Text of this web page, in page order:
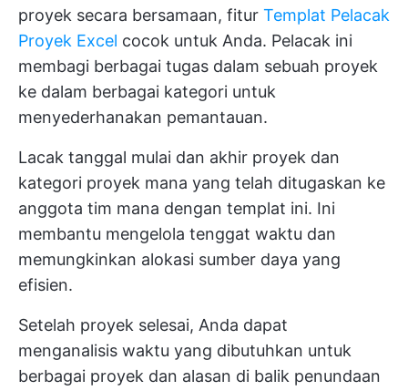
proyek secara bersamaan, fitur Templat Pelacak
Proyek Excel cocok untuk Anda. Pelacak ini
membagi berbagai tugas dalam sebuah proyek
ke dalam berbagai kategori untuk
menyederhanakan pemantauan.
Lacak tanggal mulai dan akhir proyek dan
kategori proyek mana yang telah ditugaskan ke
anggota tim mana dengan templat ini. Ini
membantu mengelola tenggat waktu dan
memungkinkan alokasi sumber daya yang
efisien.
Setelah proyek selesai, Anda dapat
menganalisis waktu yang dibutuhkan untuk
berbagai proyek dan alasan di balik penundaan